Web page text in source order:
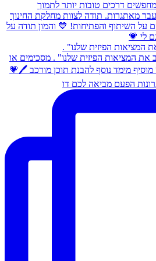
המציאות הפיזית שלנו" .
הפעם מביאה לכם דו